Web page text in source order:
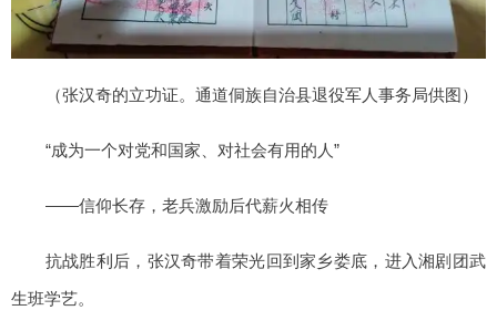
（张汉奇的立功证。通道侗族自治县退役军人事务局供图）
“成为一个对党和国家、对社会有用的人”
——信仰长存，老兵激励后代薪火相传
抗战胜利后，张汉奇带着荣光回到家乡娄底，进入湘剧团武
生班学艺。